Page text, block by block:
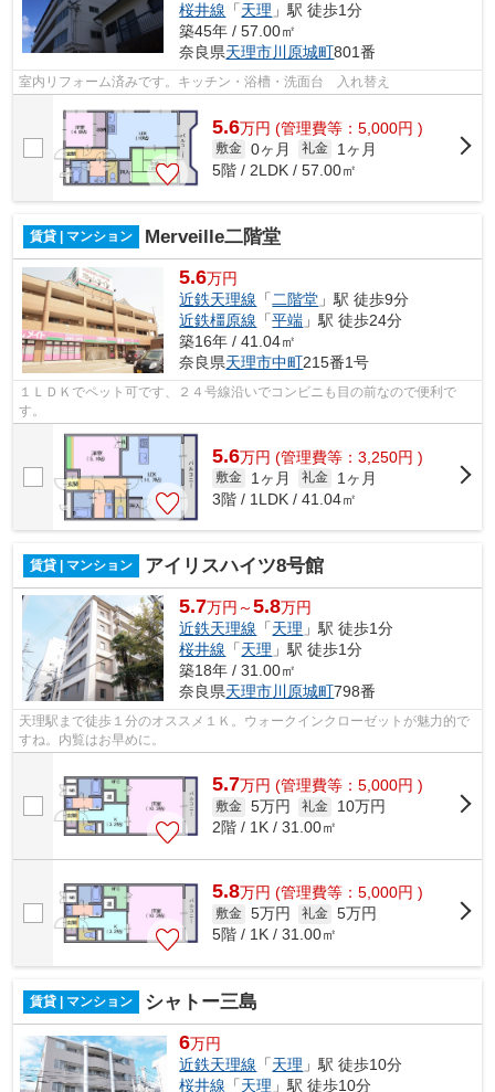
桜井線 「天理 」駅 徒歩1分
築45年 / 57.00㎡
奈良県天理市川原城町801番
室内リフォーム済みです。キッチン・浴槽・洗面台 入れ替え
5.6万円 (管理費等：5,000円 )
敷金 0ヶ月 礼金
1ヶ月
5階 / 2LDK / 57.00㎡
賃貸 | マンション Merveille二階堂
5.6万円
近鉄天理線 「 二階堂 」駅 徒歩9分
近鉄橿原線 「平端 」駅 徒歩24分
築16年 / 41.04㎡
奈良県天理市中町215番1号
１ＬＤＫでペット可です、２４号線沿いでコンビニも目の前なので便利で
す。
5.6万円 (管理費等：3,250円 )
敷金 1ヶ月 礼金
1ヶ月
3階 / 1LDK / 41.04㎡
賃貸 | マンション アイリスハイツ8号館
5.7万円～5.8万円
近鉄天理線 「天理 」駅 徒歩1分
桜井線 「天理 」駅 徒歩1分
築18年 / 31.00㎡
奈良県天理市川原城町798番
天理駅まで徒歩１分のオススメ１Ｋ。ウォークインクローゼットが魅力的で
すね。内覧はお早めに。
5.7万円 (管理費等：5,000円 )
敷金 5万円 礼金
10万円
2階 / 1K / 31.00㎡
5.8万円 (管理費等：5,000円 )
敷金 5万円 礼金 5万円
5階 / 1K / 31.00㎡
賃貸 | マンション シャトー三島
6万円
近鉄天理線 「天理 」駅 徒歩10分
桜井線 「天理 」駅 徒歩10分